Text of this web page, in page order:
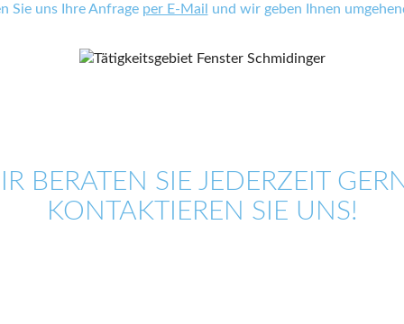
Sie uns Ihre Anfrage per E-Mail und wir geben Ihnen
BERATEN SIE JEDERZEIT
KONTAKTIEREN SIE UNS!